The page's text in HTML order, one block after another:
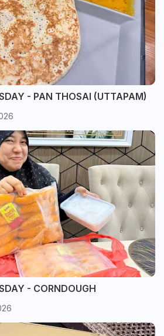
- PAN THOSAI (UTTAPAM)
- CORNDOUGH